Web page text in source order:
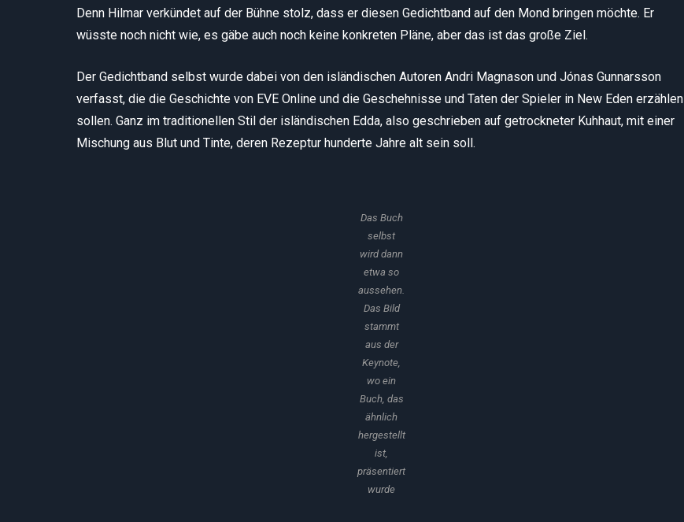
Denn Hilmar verkündet auf der Bühne stolz, dass er diesen Gedichtband auf den Mond bringen möchte. Er
wüsste noch nicht wie, es gäbe auch noch keine konkreten Pläne, aber das ist das große Ziel.
Der Gedichtband selbst wurde dabei von den isländischen Autoren Andri Magnason und Jónas Gunnarsson
verfasst, die die Geschichte von EVE Online und die Geschehnisse und Taten der Spieler in New Eden erzählen
sollen. Ganz im traditionellen Stil der isländischen Edda, also geschrieben auf getrockneter Kuhhaut, mit einer
Mischung aus Blut und Tinte, deren Rezeptur hunderte Jahre alt sein soll.
Das Buch
selbst
wird dann
etwa so
aussehen.
Das Bild
stammt
aus der
Keynote,
wo ein
Buch, das
ähnlich
hergestellt
ist,
präsentiert
wurde